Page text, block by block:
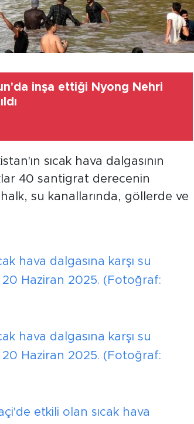
inşa ettiği Nyong Nehri
sıcak hava dalgasının
40 santigrat derecenin
su kanallarında, göllerde ve
hava dalgasına karşı su
20 Haziran 2025. (Fotoğraf:
hava dalgasına karşı su
20 Haziran 2025. (Fotoğraf:
etkili olan sıcak hava